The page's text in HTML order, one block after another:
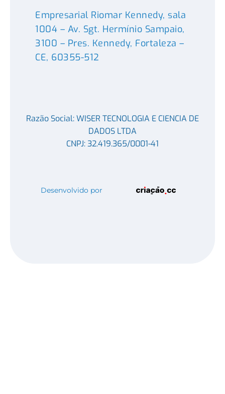
Empresarial Riomar Kennedy, sala
1004 – Av. Sgt. Hermínio Sampaio,
3100 – Pres. Kennedy, Fortaleza –
CE, 60355-512
Razão Social: WISER TECNOLOGIA E CIENCIA DE
DADOS LTDA
CNPJ: 32.419.365/0001-41
Desenvolvido por